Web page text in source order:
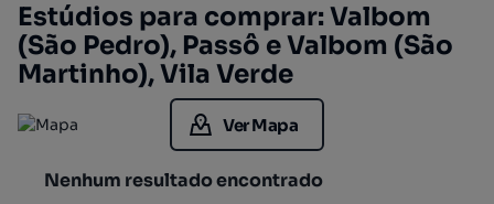
Estúdios para comprar: Valbom
(São Pedro), Passô e Valbom (São
Martinho), Vila Verde
Ver Mapa
Nenhum resultado encontrado